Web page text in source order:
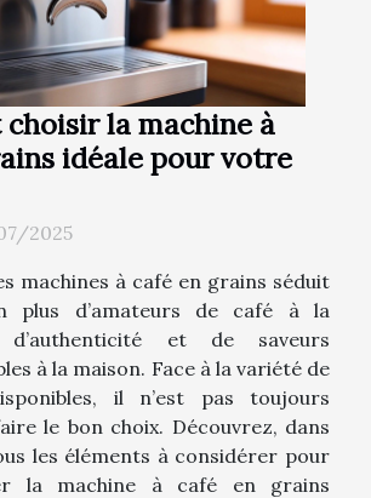
la machine à
idéale pour votre
2025
machines à café en grains séduit
plus d’amateurs de café à la
d’authenticité et de saveurs
à la maison. Face à la variété de
il n’est pas toujours
le bon choix. Découvrez, dans
les éléments à considérer pour
la machine à café en grains